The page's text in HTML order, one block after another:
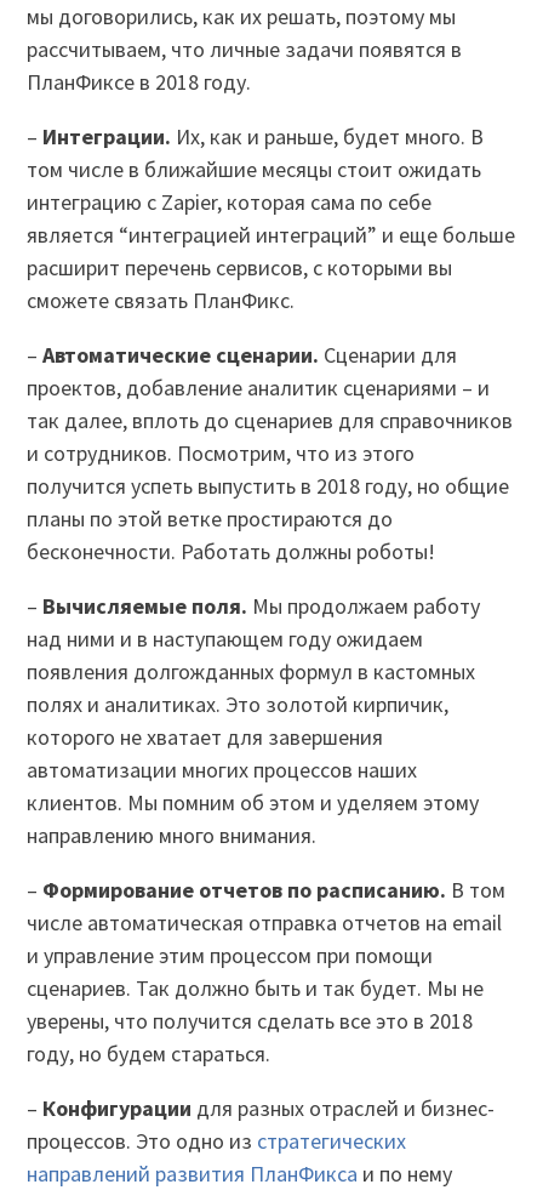
мы договорились, как их решать, поэтому мы
рассчитываем, что личные задачи появятся в
ПланФиксе в 2018 году.
– Интеграции. Их, как и раньше, будет много. В
том числе в ближайшие месяцы стоит ожидать
интеграцию с Zapier, которая сама по себе
является “интеграцией интеграций” и еще больше
расширит перечень сервисов, с которыми вы
сможете связать ПланФикс.
–Автоматические сценарии. Сценарии для
проектов, добавление аналитик сценариями – и
так далее, вплоть до сценариев для справочников
и сотрудников. Посмотрим, что из этого
получится успеть выпустить в 2018 году, но общие
планы по этой ветке простираются до
бесконечности. Работать должны роботы!
– Вычисляемые поля. Мы продолжаем работу
над ними и в наступающем году ожидаем
появления долгожданных формул в кастомных
полях и аналитиках. Это золотой кирпичик,
которого не хватает для завершения
автоматизации многих процессов наших
клиентов. Мы помним об этом и уделяем этому
направлению много внимания.
– Формирование отчетов по расписанию. В том
числе автоматическая отправка отчетов на email
и управление этим процессом при помощи
сценариев. Так должно быть и так будет. Мы не
уверены, что получится сделать все это в 2018
году, но будем стараться.
– Конфигурации для разных отраслей и бизнес-
процессов. Это одно из стратегических
направлений развития ПланФикса и по нему